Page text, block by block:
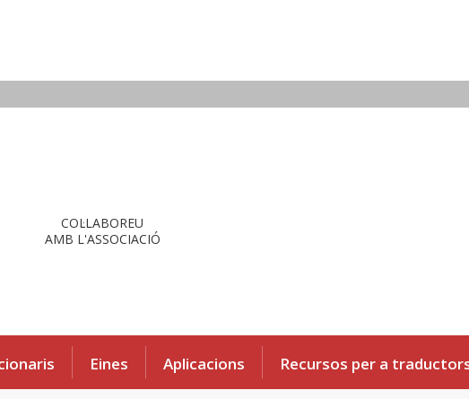
COL·LABOREU
AMB L'ASSOCIACIÓ
Eines Aplicacions Recursos per a